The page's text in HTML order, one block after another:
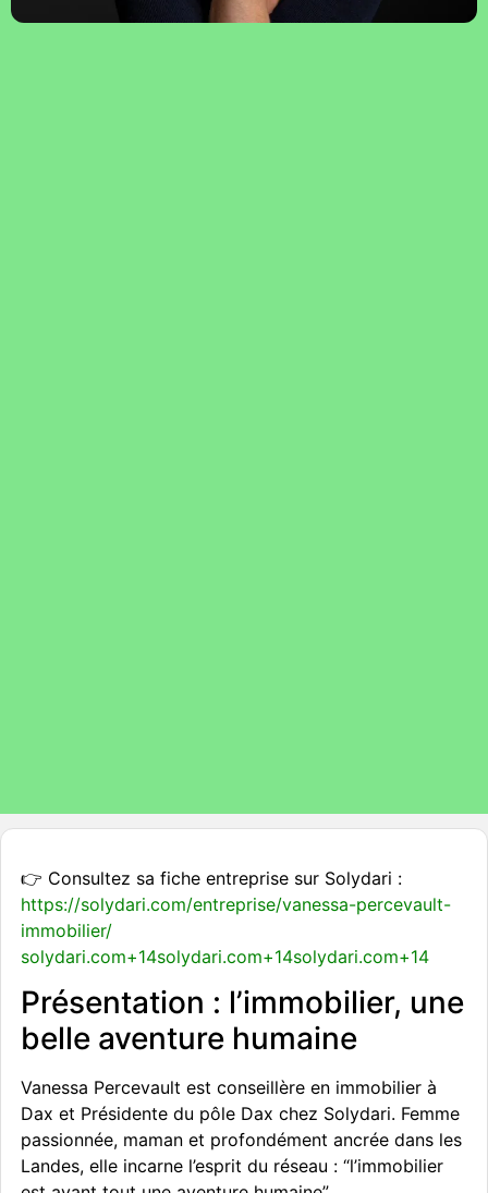
👉 Consultez sa fiche entreprise sur Solydari :
https://solydari.com/entreprise/vanessa-percevault-
immobilier/
solydari.com+14solydari.com+14solydari.com+14
Présentation : l’immobilier, une
belle aventure humaine
Vanessa Percevault est conseillère en immobilier à
Dax et Présidente du pôle Dax chez Solydari. Femme
passionnée, maman et profondément ancrée dans les
Landes, elle incarne l’esprit du réseau : “l’immobilier